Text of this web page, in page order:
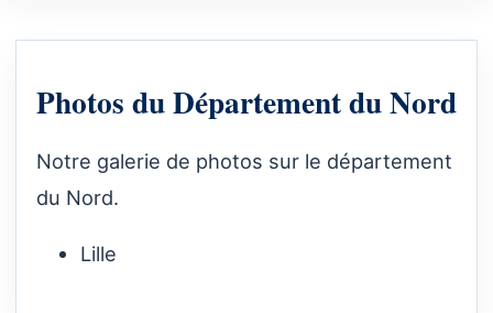
Photos du Département du Nord
Notre galerie de photos sur le département
du Nord.
Lille